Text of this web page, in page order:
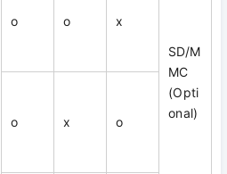
SD/M
MC
(Opti
onal)
o o x
o x o